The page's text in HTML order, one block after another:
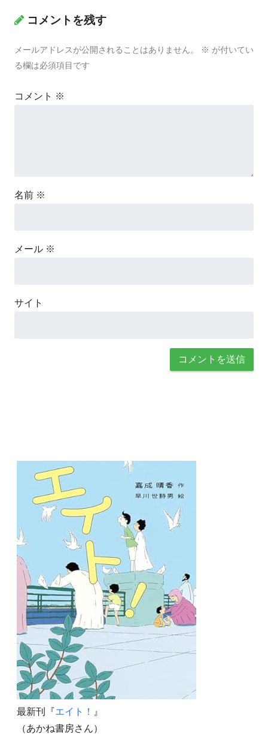
コメントを残す
メールアドレスが公開されることはありません。 ※ が付いてい
る欄は必須項目です
コメント ※
名前 ※
メール ※
サイト
最新刊『エイト！ 』
（あかね書房さん）